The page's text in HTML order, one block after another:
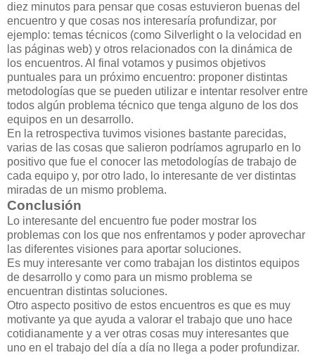
diez minutos para pensar que cosas estuvieron buenas del
encuentro y que cosas nos interesaría profundizar, por
ejemplo: temas técnicos (como Silverlight o la velocidad en
las páginas web) y otros relacionados con la dinámica de
los encuentros. Al final votamos y pusimos objetivos
puntuales para un próximo encuentro: proponer distintas
metodologías que se pueden utilizar e intentar resolver entre
todos algún problema técnico que tenga alguno de los dos
equipos en un desarrollo.
En la retrospectiva tuvimos visiones bastante parecidas,
varias de las cosas que salieron podríamos agruparlo en lo
positivo que fue el conocer las metodologías de trabajo de
cada equipo y, por otro lado, lo interesante de ver distintas
miradas de un mismo problema.
Conclusión
Lo interesante del encuentro fue poder mostrar los
problemas con los que nos enfrentamos y poder aprovechar
las diferentes visiones para aportar soluciones.
Es muy interesante ver como trabajan los distintos equipos
de desarrollo y como para un mismo problema se
encuentran distintas soluciones.
Otro aspecto positivo de estos encuentros es que es muy
motivante ya que ayuda a valorar el trabajo que uno hace
cotidianamente y a ver otras cosas muy interesantes que
uno en el trabajo del día a día no llega a poder profundizar.